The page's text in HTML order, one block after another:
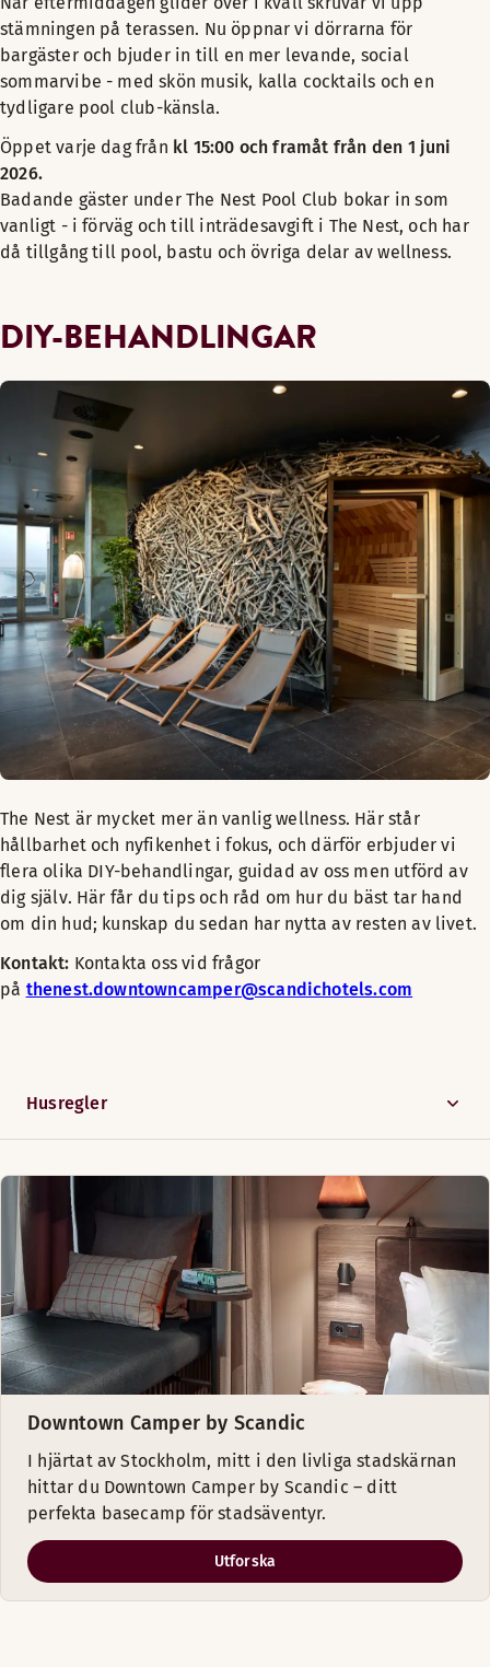
stämningen på terassen. Nu öppnar vi dörrarna för
bargäster och bjuder in till en mer levande, social
sommarvibe - med skön musik, kalla cocktails och en
tydligare pool club-känsla.
Öppet varje dag från kl 15:00 och framåt från den 1 juni
2026.
Badande gäster under The Nest Pool Club bokar in som
vanligt - i förväg och till inträdesavgift i The Nest, och har
då tillgång till pool, bastu och övriga delar av wellness.
DIY-BEHANDLINGAR
The Nest är mycket mer än vanlig wellness. Här står
hållbarhet och nyfikenhet i fokus, och därför erbjuder vi
flera olika DIY-behandlingar, guidad av oss men utförd av
dig själv. Här får du tips och råd om hur du bäst tar hand
om din hud; kunskap du sedan har nytta av resten av livet.
Kontakt: Kontakta oss vid frågor
på thenest.downtowncamper@scandichotels.com
Husregler
Downtown Camper by Scandic
I hjärtat av Stockholm, mitt i den livliga stadskärnan
hittar du Downtown Camper by Scandic – ditt
perfekta basecamp för stadsäventyr.
Utforska